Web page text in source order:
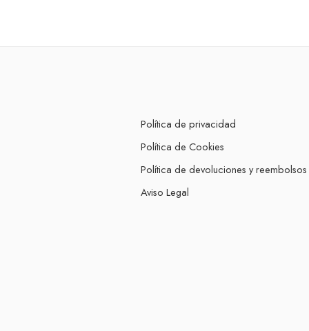
Política de privacidad
Política de Cookies
Política de devoluciones y reembolsos
Aviso Legal